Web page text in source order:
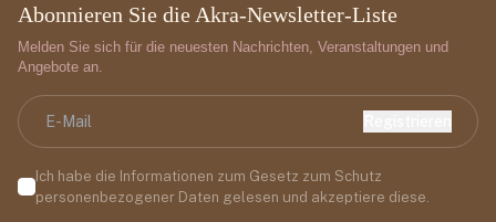
Abonnieren Sie die Akra-Newsletter-Liste
Melden Sie sich für die neuesten Nachrichten, Veranstaltungen und
Angebote an.
Ich habe die Informationen zum Gesetz zum Schutz
personenbezogener Daten gelesen und akzeptiere diese.